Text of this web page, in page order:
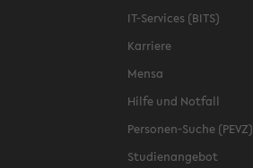
IT-Services (BITS)
Karriere
Mensa
Hilfe und Notfall
Personen-Suche (PEVZ)
Studienangebot